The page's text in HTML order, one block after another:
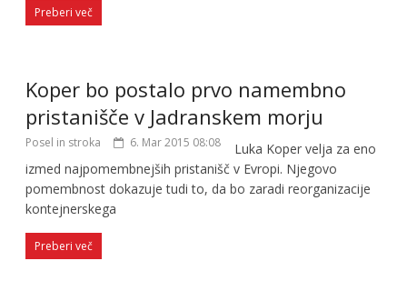
Preberi več
Koper bo postalo prvo namembno
pristanišče v Jadranskem morju
Posel in stroka 6. Mar 2015 08:08
Luka Koper velja za eno
izmed najpomembnejših pristanišč v Evropi. Njegovo
pomembnost dokazuje tudi to, da bo zaradi reorganizacije
kontejnerskega
Preberi več